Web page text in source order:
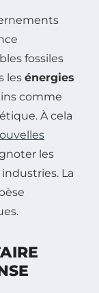
fossiles
les énergies
comme
À cela
les
La